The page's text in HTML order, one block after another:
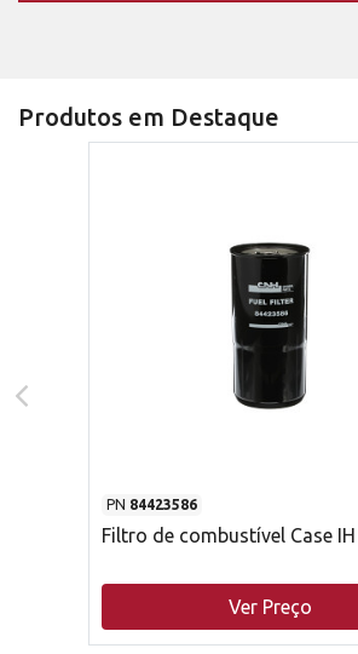
Produtos em Destaque
PN 84423586
Filtro de combustível Case IH
Ver Preço